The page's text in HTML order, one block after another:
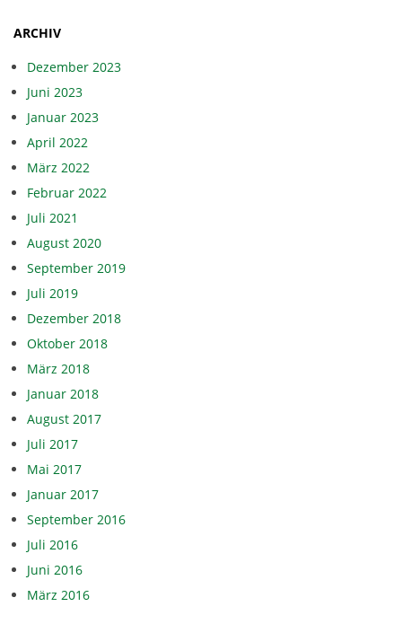
F
F
G
B
R
ARCHIV
Dezember 2023
Juni 2023
Januar 2023
April 2022
März 2022
Februar 2022
Juli 2021
August 2020
September 2019
Juli 2019
Dezember 2018
Oktober 2018
März 2018
Januar 2018
August 2017
Juli 2017
Mai 2017
Januar 2017
September 2016
Juli 2016
Juni 2016
März 2016